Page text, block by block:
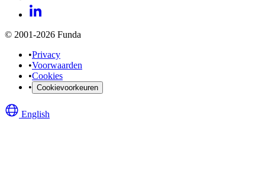
© 2001-2026 Funda
•Privacy
•Voorwaarden
•Cookies
• Cookievoorkeuren
English